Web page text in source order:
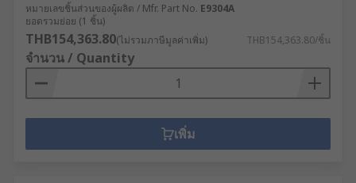
หมายเลขชิ้นส่วนของผู้ผลิต / Mfr. Part No. E9304A
ยอดรวมย่อย (1 ชิ้น)
THB154,363.80(ไม่รวมภาษีมูลค่าเพิ่ม) THB154,363.80/ชิ้น
จำนวน / Quantity
เพิ่ม